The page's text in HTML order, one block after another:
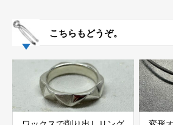
こちらもどうぞ。